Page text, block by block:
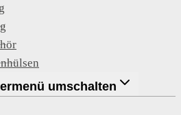
umschalten